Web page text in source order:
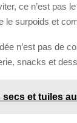
ce n’est
le surpoids et
n’est pas de
snacks et
secs et tuiles